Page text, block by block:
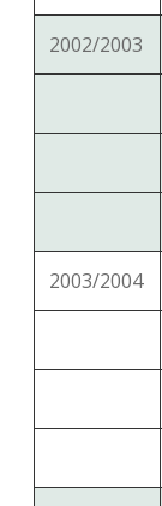
2002/2003
2003/2004